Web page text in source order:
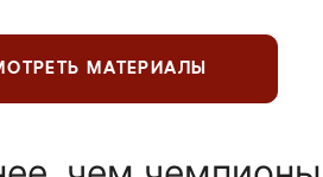
МАТЕРИАЛЫ